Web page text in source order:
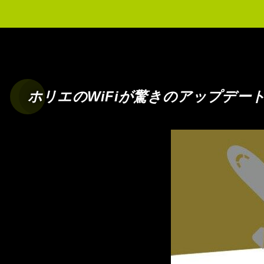
ホリエのWiFiが驚きのアップデー